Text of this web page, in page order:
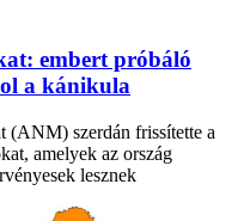
embert próbáló
a kánikula
(ANM) szerdán frissítette a
amelyek az ország
lesznek